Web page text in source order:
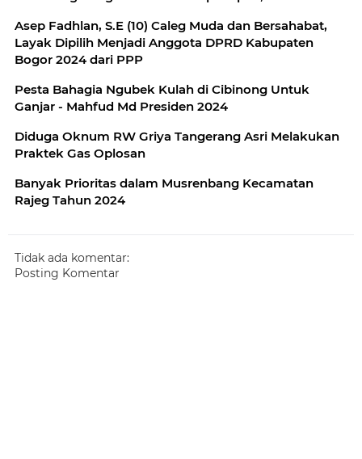
Asep Fadhlan, S.E (10) Caleg Muda dan Bersahabat,
Layak Dipilih Menjadi Anggota DPRD Kabupaten
Bogor 2024 dari PPP
Pesta Bahagia Ngubek Kulah di Cibinong Untuk
Ganjar - Mahfud Md Presiden 2024
Diduga Oknum RW Griya Tangerang Asri Melakukan
Praktek Gas Oplosan
Banyak Prioritas dalam Musrenbang Kecamatan
Rajeg Tahun 2024
Tidak ada komentar:
Posting Komentar